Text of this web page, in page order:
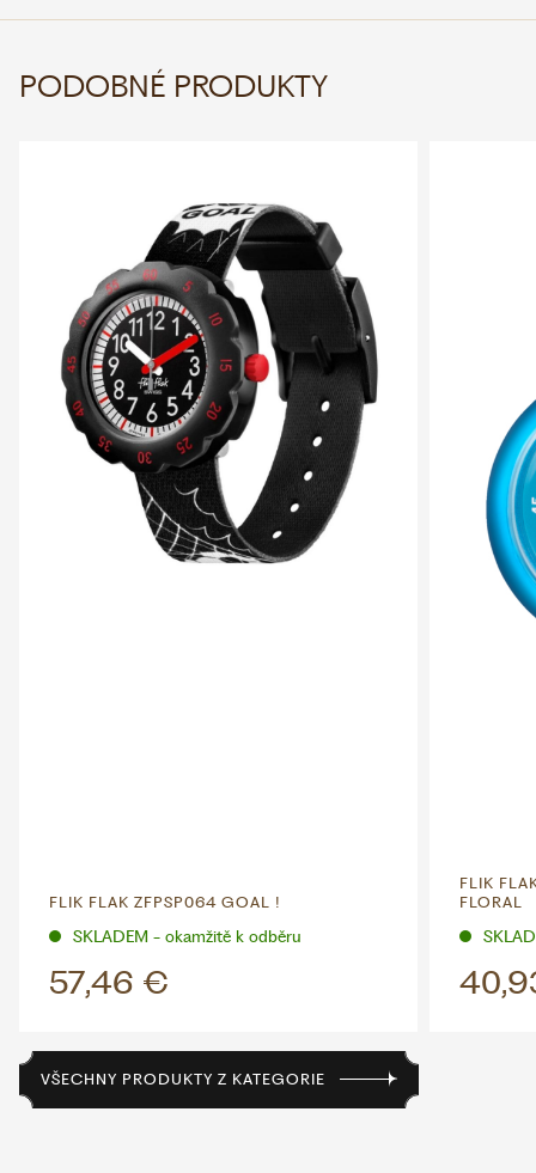
PODOBNÉ PRODUKTY
FLIK FLAK ZFPSP064 GOAL !
SKLADEM - okamžitě k odběru
57,46 €
FLIK
FLORAL
VŠECHNY PRODUKTY Z KATEGORIE